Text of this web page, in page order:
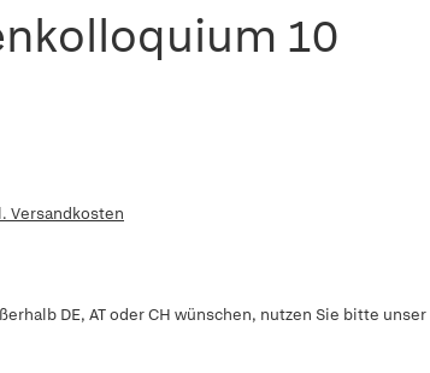
10
Versandkosten
DE, AT oder CH wünschen, nutzen Sie bitte unser